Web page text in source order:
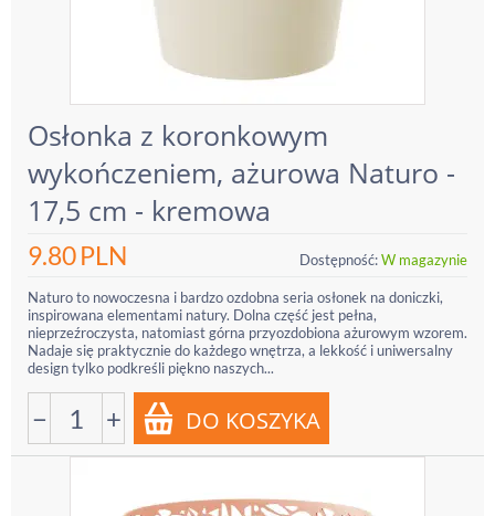
Osłonka z koronkowym
wykończeniem, ażurowa Naturo -
17,5 cm - kremowa
9.80PLN Dostępność:W magazynie
Naturo to nowoczesna i bardzo ozdobna seria osłonek na doniczki,
inspirowana elementami natury. Dolna część jest pełna,
nieprzeźroczysta, natomiast górna przyozdobiona ażurowym wzorem.
Nadaje się praktycznie do każdego wnętrza, a lekkość i uniwersalny
design tylko podkreśli piękno naszych...
− +